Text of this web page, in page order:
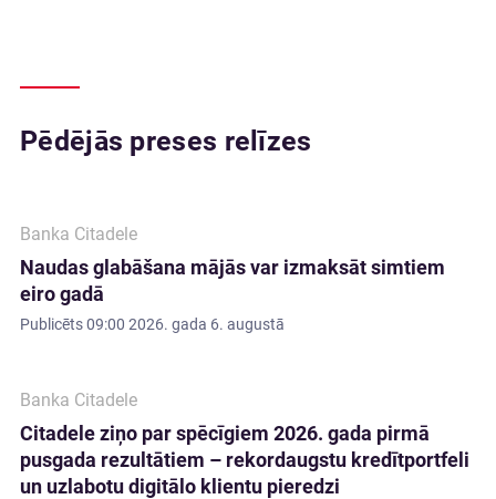
Pēdējās preses relīzes
Banka Citadele
Naudas glabāšana mājās var izmaksāt simtiem
eiro gadā
Publicēts09:00 2026. gada 6. augustā
Banka Citadele
Citadele ziņo par spēcīgiem 2026. gada pirmā
pusgada rezultātiem – rekordaugstu kredītportfeli
un uzlabotu digitālo klientu pieredzi